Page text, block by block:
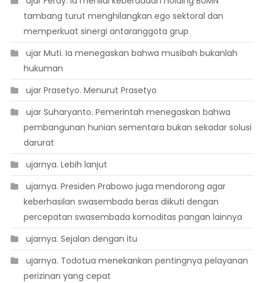
tambang turut menghilangkan ego sektoral dan
memperkuat sinergi antaranggota grup
 ujar Muti. Ia menegaskan bahwa musibah bukanlah
hukuman
 ujar Prasetyo. Menurut Prasetyo
 ujar Suharyanto. Pemerintah menegaskan bahwa
pembangunan hunian sementara bukan sekadar solusi
darurat
 ujarnya. Lebih lanjut
 ujarnya. Presiden Prabowo juga mendorong agar
keberhasilan swasembada beras diikuti dengan
percepatan swasembada komoditas pangan lainnya
 ujarnya. Sejalan dengan itu
 ujarnya. Todotua menekankan pentingnya pelayanan
perizinan yang cepat